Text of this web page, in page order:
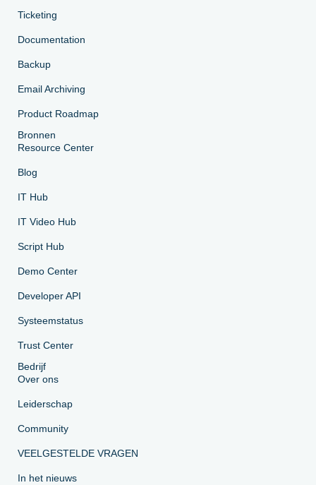
Ticketing
Documentation
Backup
Email Archiving
Product Roadmap
Bronnen
Resource Center
Blog
IT Hub
IT Video Hub
Script Hub
Demo Center
Developer API
Systeemstatus
Trust Center
Bedrijf
Over ons
Leiderschap
Community
VEELGESTELDE VRAGEN
In het nieuws